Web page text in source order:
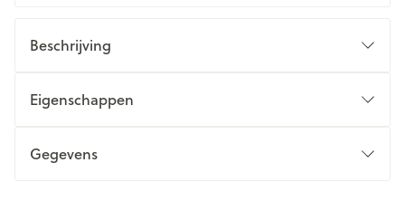
Beschrijving
Eigenschappen
Gegevens